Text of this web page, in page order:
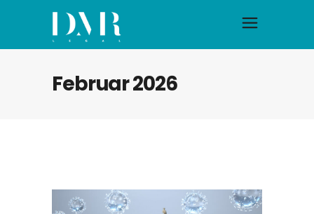
Februar 2026